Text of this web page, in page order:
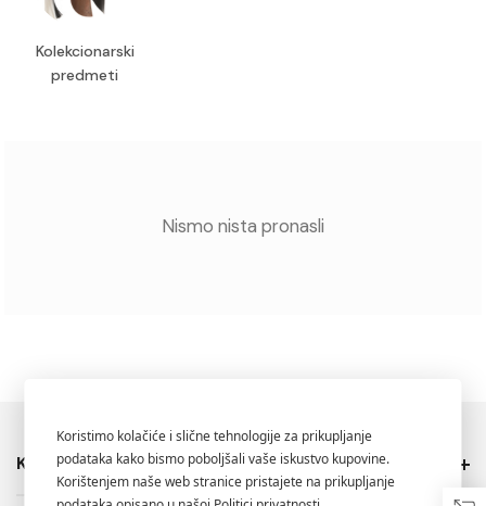
Kolekcionarski
predmeti
Nismo nista pronasli
Kategorije